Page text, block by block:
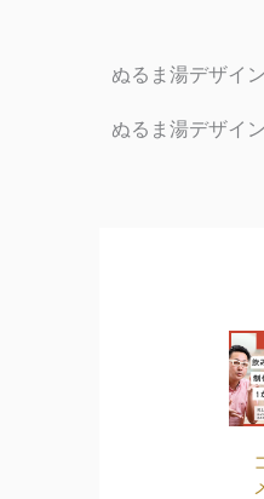
ぬるま湯デザイ
ぬるま湯デザイ